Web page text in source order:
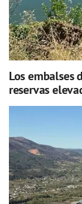
Los embalses
reservas